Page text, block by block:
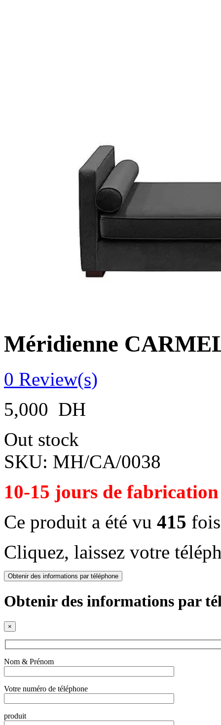
Méridienne
0 Review(s)
5,000 DH
Out stock
SKU: MH/CA/0038
10-15 jours de fabrication
Ce produit a été vu 415
Cliquez, laissez votre
Obtenir des informations par téléphone
Obtenir des informations par
×
Nom & Prénom
Votre numéro de téléphone
produit